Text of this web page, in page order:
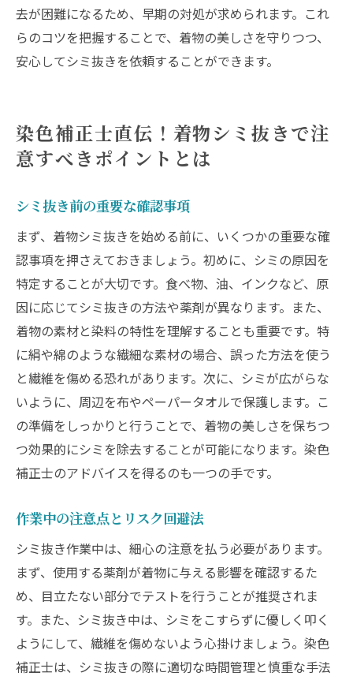
去が困難になるため、早期の対処が求められます。これ
らのコツを把握することで、着物の美しさを守りつつ、
安心してシミ抜きを依頼することができます。
染色補正士直伝！着物シミ抜きで注
意すべきポイントとは
シミ抜き前の重要な確認事項
まず、着物シミ抜きを始める前に、いくつかの重要な確
認事項を押さえておきましょう。初めに、シミの原因を
特定することが大切です。食べ物、油、インクなど、原
因に応じてシミ抜きの方法や薬剤が異なります。また、
着物の素材と染料の特性を理解することも重要です。特
に絹や綿のような繊細な素材の場合、誤った方法を使う
と繊維を傷める恐れがあります。次に、シミが広がらな
いように、周辺を布やペーパータオルで保護します。こ
の準備をしっかりと行うことで、着物の美しさを保ちつ
つ効果的にシミを除去することが可能になります。染色
補正士のアドバイスを得るのも一つの手です。
作業中の注意点とリスク回避法
シミ抜き作業中は、細心の注意を払う必要があります。
まず、使用する薬剤が着物に与える影響を確認するた
め、目立たない部分でテストを行うことが推奨されま
す。また、シミ抜き中は、シミをこすらずに優しく叩く
ようにして、繊維を傷めないよう心掛けましょう。染色
補正士は、シミ抜きの際に適切な時間管理と慎重な手法